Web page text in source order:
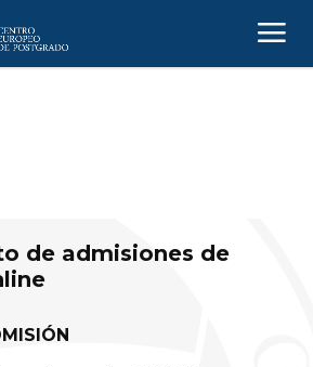
de admisiones de